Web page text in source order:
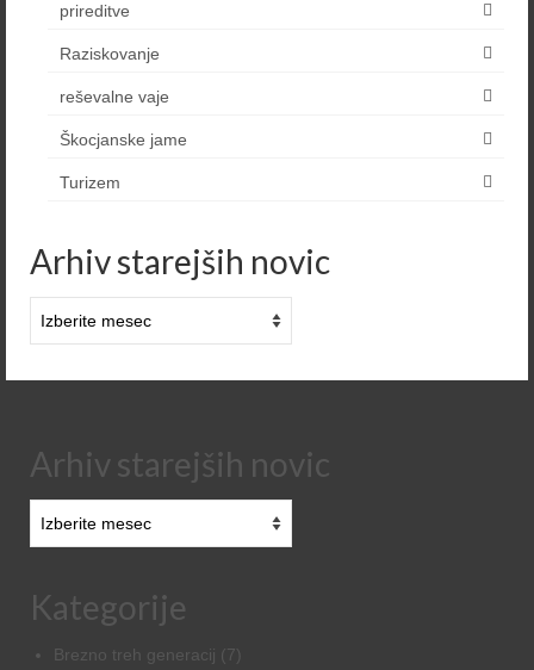
prireditve
Raziskovanje
reševalne vaje
Škocjanske jame
Turizem
Arhiv starejših novic
starejših
Arhiv starejših novic
starejših
Kategorije
Brezno treh generacij (7)